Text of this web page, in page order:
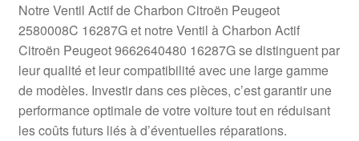
Notre Ventil Actif de Charbon Citroën Peugeot
2580008C 16287G et notre Ventil à Charbon Actif
Citroën Peugeot 9662640480 16287G se distinguent par
leur qualité et leur compatibilité avec une large gamme
de modèles. Investir dans ces pièces, c’est garantir une
performance optimale de votre voiture tout en réduisant
les coûts futurs liés à d’éventuelles réparations.